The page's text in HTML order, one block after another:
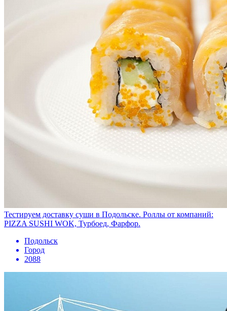
Тестируем доставку суши в Подольске. Роллы от компаний:
PIZZA SUSHI WOK, Турбоед, Фарфор.
Подольск
Город
2088